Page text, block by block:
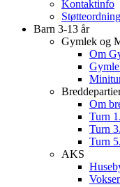
Kontaktinfo
Barn 3-13 år
Gymlek og
Om
Om
Turn
Turn
Turn
AKS